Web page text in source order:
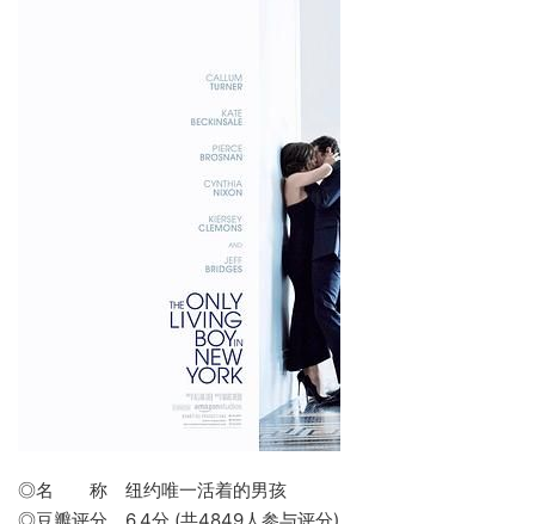
◎名 称 纽约唯一活着的男孩